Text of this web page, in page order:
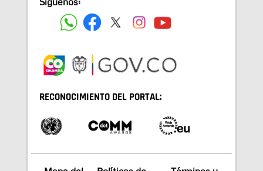
RECONOCIMIENTO DEL PORTAL: